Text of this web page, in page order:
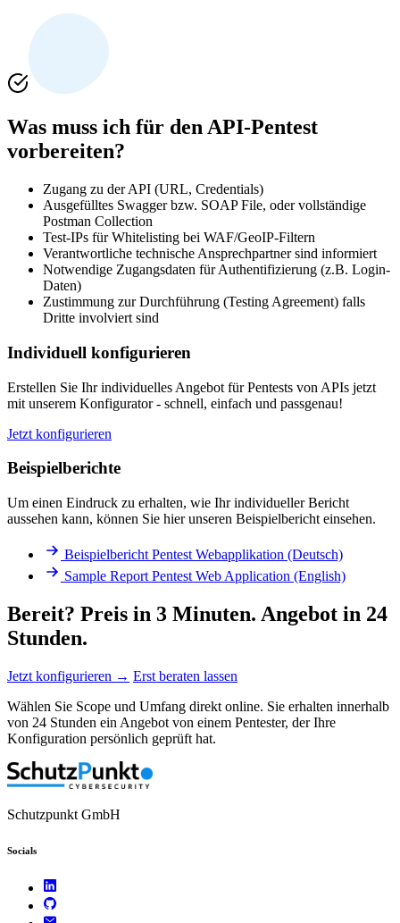
Was muss ich für den API-Pentest
vorbereiten?
Zugang zu der API (URL, Credentials)
Ausgefülltes Swagger bzw. SOAP File, oder vollständige
Postman Collection
Test-IPs für Whitelisting bei WAF/GeoIP-Filtern
Verantwortliche technische Ansprechpartner sind informiert
Notwendige Zugangsdaten für Authentifizierung (z.B. Login-
Daten)
Zustimmung zur Durchführung (Testing Agreement) falls
Dritte involviert sind
Individuell konfigurieren
Erstellen Sie Ihr individuelles Angebot für Pentests von APIs jetzt
mit unserem Konfigurator - schnell, einfach und passgenau!
Jetzt konfigurieren
Beispielberichte
Um einen Eindruck zu erhalten, wie Ihr individueller Bericht
aussehen kann, können Sie hier unseren Beispielbericht einsehen.
Beispielbericht Pentest Webapplikation (Deutsch)
Sample Report Pentest Web Application (English)
Bereit? Preis in 3 Minuten. Angebot in 24
Stunden.
Jetzt konfigurieren → Erst beraten lassen
Wählen Sie Scope und Umfang direkt online. Sie erhalten innerhalb
von 24 Stunden ein Angebot von einem Pentester, der Ihre
Konfiguration persönlich geprüft hat.
Schutzpunkt GmbH
Socials